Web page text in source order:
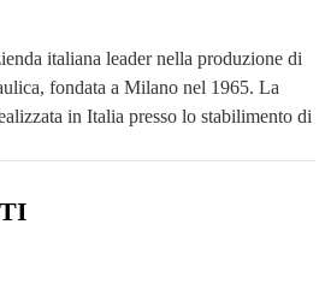
italiana leader nella produzione di
fondata a Milano nel 1965. La
in Italia presso lo stabilimento di